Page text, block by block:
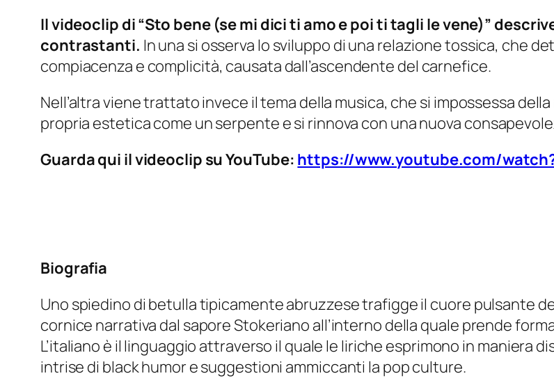
Il videoclip di “Sto bene (se mi dici ti amo e poi ti tagli le vene)”
contrastanti. In una si osserva lo sviluppo di una relazione tossica, che
compiacenza e complicità, causata dall’ascendente del carnefice.
Nell’altra viene trattato invece il tema della musica, che si impossessa
propria estetica come un serpente e si rinnova con una nuova
Guarda qui il videoclip su YouTube: https://www.youtube.com/
Biografia
Uno spiedino di betulla tipicamente abruzzese trafigge il cuore pulsante
cornice narrativa dal sapore Stokeriano all’interno della quale prende
L’italiano è il linguaggio attraverso il quale le liriche esprimono in maniera
intrise di black humor e suggestioni ammiccanti la pop culture.